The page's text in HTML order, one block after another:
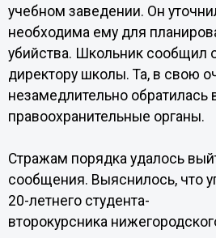
учебном заведении. Он
необходима ему для
убийства. Школьник сообщил
директору школы. Та, в свою
незамедлительно обратилась
правоохранительные органы.
Стражам порядка удалось
сообщения. Выяснилось, что
20-летнего студента-
второкурсника